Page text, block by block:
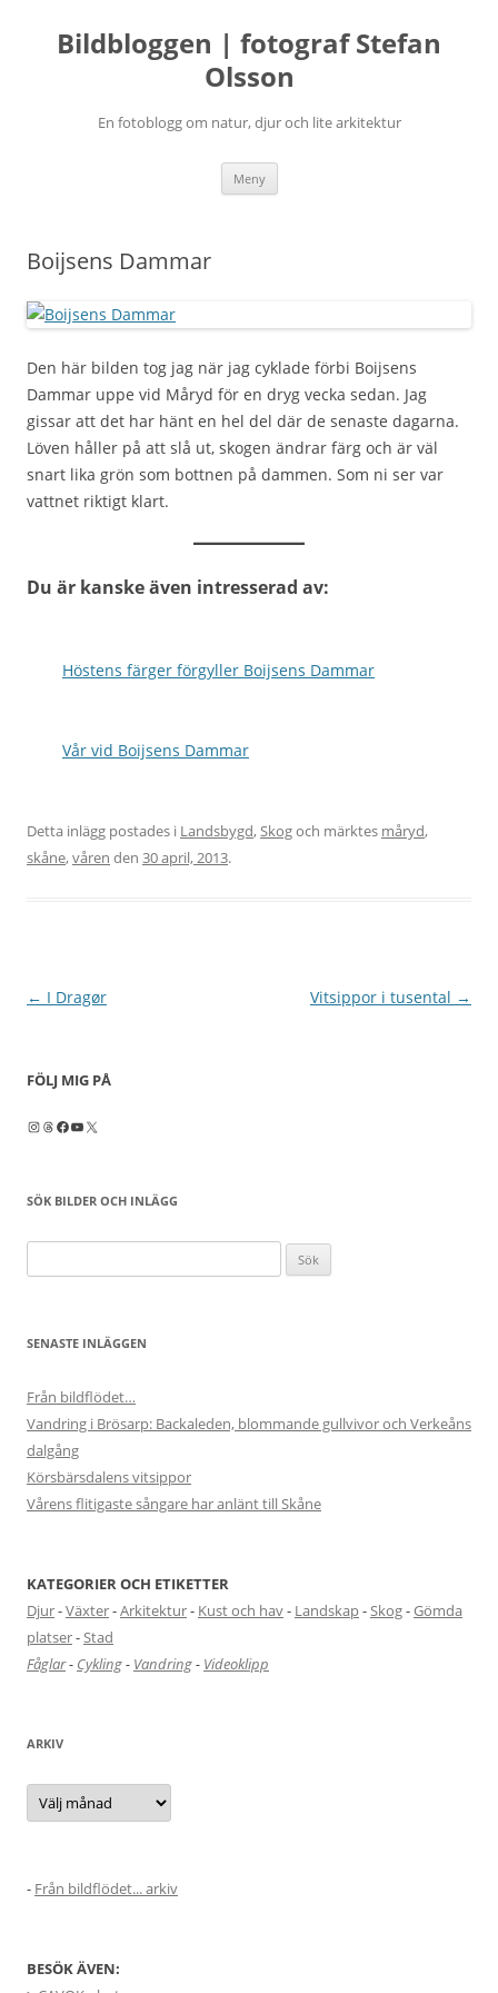
Bildbloggen | fotograf Stefan
Olsson
En fotoblogg om natur, djur och lite arkitektur
Meny Hoppa
innehåll
Boijsens Dammar
Den här bilden tog jag när jag cyklade förbi Boijsens
Dammar uppe vid Måryd för en dryg vecka sedan. Jag
gissar att det har hänt en hel del där de senaste dagarna.
Löven håller på att slå ut, skogen ändrar färg och är väl
snart lika grön som bottnen på dammen. Som ni ser var
vattnet riktigt klart.
Du är kanske även intresserad av:
Höstens färger förgyller Boijsens Dammar
Vår vid Boijsens Dammar
Detta inlägg postades i Landsbygd,Skogoch märktes måryd,
skåne,våren den 30 april, 2013.
Inläggsnavigering
← I Dragør Vitsippor i tusental →
FÖLJ MIG PÅ
Instagram
Threads
Facebook
YouTube
X
SÖK BILDER OCH INLÄGG
efter:
SENASTE INLÄGGEN
Från bildflödet…
Vandring i Brösarp: Backaleden, blommande gullvivor och Verkeåns
dalgång
Körsbärsdalens vitsippor
Vårens flitigaste sångare har anlänt till Skåne
KATEGORIER OCH ETIKETTER
Djur-Växter-Arkitektur- Kust och hav- Landskap-Skog-Gömda
platser-Stad
Fåglar- Cykling- Vandring- Videoklipp
ARKIV
Arkiv
- Från bildflödet... arkiv
BESÖK ÄVEN: